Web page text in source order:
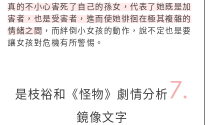
真的不小心害死了自己的孫女，代表了她既是加
害者，也是受害者，進而使她徘徊在極其複雜的
情緒之間 ，而絆倒小女孩的動作，說不定也是要
讓女孩對危機有所警惕。
是枝裕和《怪物》劇情分析 7.
鏡像文字